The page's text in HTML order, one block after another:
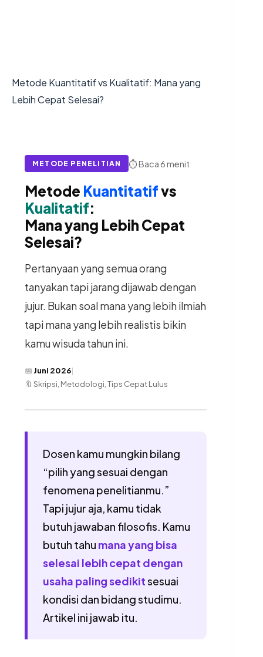
Metode Kuantitatif vs Kualitatif: Mana yang
Lebih Cepat Selesai?
METODE PENELITIAN ⏱ Baca 6 menit
Metode Kuantitatifvs
Kualitatif:
Mana yang Lebih Cepat
Selesai?
Pertanyaan yang semua orang
tanyakan tapi jarang dijawab dengan
jujur. Bukan soal mana yang lebih ilmiah
tapi mana yang lebih realistis bikin
kamu wisuda tahun ini.
📅 Juni 2026|
🔖 Skripsi, Metodologi, Tips Cepat Lulus
Dosen kamu mungkin bilang
“pilih yang sesuai dengan
fenomena penelitianmu.”
Tapi jujur aja, kamu tidak
butuh jawaban filosofis. Kamu
butuh tahu mana yang bisa
selesai lebih cepat dengan
usaha paling sedikitsesuai
kondisi dan bidang studimu.
Artikel ini jawab itu.